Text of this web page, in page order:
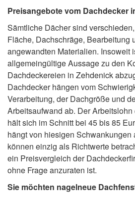
Preisangebote vom Dachdecker
Sämtliche Dächer sind
Fläche, Dachschräge, Bearbeitung
angewandten Materialien. Insoweit
allgemeingültige Aussage zu den
Dachdeckereien in Zehdenick
Dachdecker hängen vom
Verarbeitung, der Dachgröße und
Arbeitsaufwand ab. Der
hält sich im Schnitt bei 45 bis 85
hängt von hiesigen Schwankungen
können einzig als Richtwerte
ein Preisvergleich der
ohne Frage anzuraten ist.
Sie möchten nagelneue